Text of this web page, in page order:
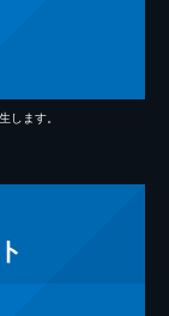
します。